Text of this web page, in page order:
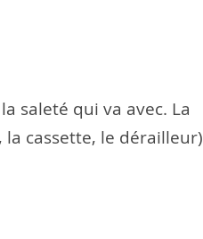
saleté qui va avec. La
cassette, le dérailleur)